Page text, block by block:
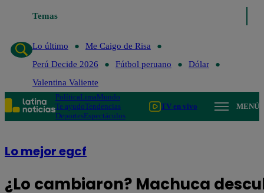
Temas
Lo último
Lo último
Me Caigo de Risa
Perú Decide 2026
Fútbol peruano
Dólar
Valentina Valiente
PolíticaLimaMundo
Te ayudoTendencias
DeportesEspectáculos
TV en vivo MENÚ
Lo mejor egcf
¿Lo cambiaron? Machuca